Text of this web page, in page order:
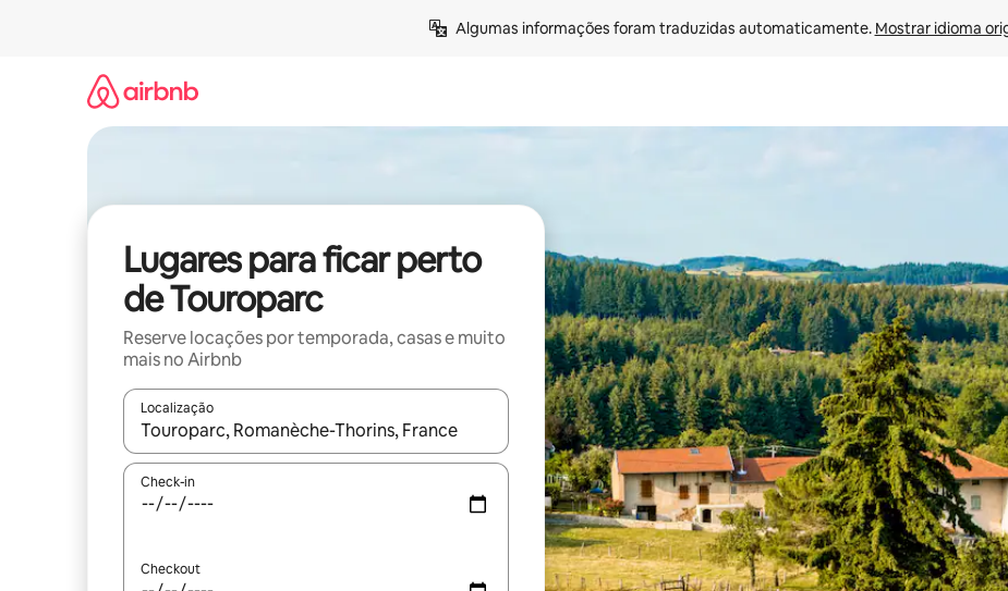
Algumas informações foram traduzidas automaticamente. Mostrar idioma
Lugares para ficar perto
de Touroparc
Reserve locações por temporada, casas e muito
mais no Airbnb
Localização
Quando os resultados estiverem disponíveis, explore-os usando as seta para cima e para baixo do teclado ou tocando e
Check-in
Checkout